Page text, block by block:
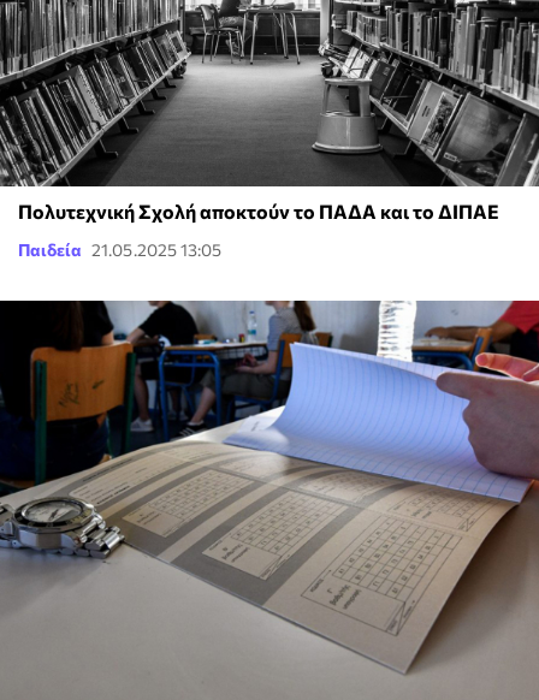
Πολυτεχνική Σχολή αποκτούν το ΠΑΔΑ και το ΔΙΠΑΕ
Παιδεία 21.05.2025 13:05